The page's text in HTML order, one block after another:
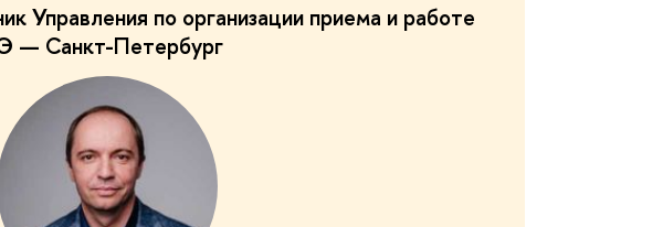
Управления по организации приема и работе
— Санкт-Петербург